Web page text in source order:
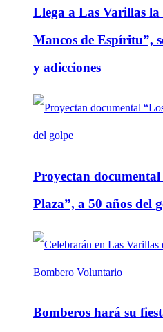
Llega a Las Varillas
Mancos de Espíritu”,
y adicciones
Proyectan
Plaza”, a 50 años del
Bomberos hará su